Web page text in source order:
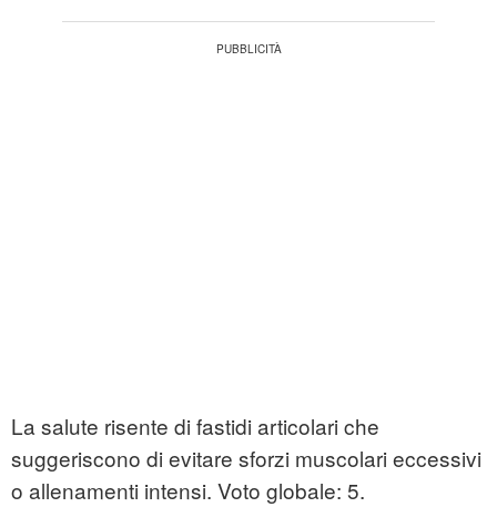
La salute risente di fastidi articolari che
suggeriscono di evitare sforzi muscolari eccessivi
o allenamenti intensi. Voto globale: 5.